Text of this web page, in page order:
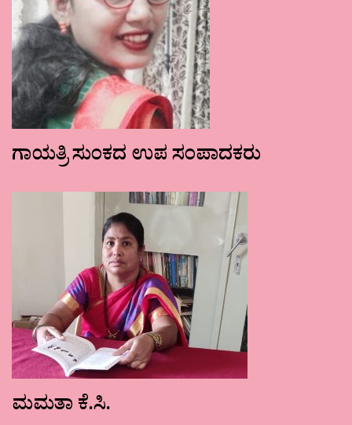
ಗಾಯತ್ರಿ ಸುಂಕದ ಉಪ ಸಂಪಾದಕರು
ಮಮತಾ ಕೆ.ಸಿ.